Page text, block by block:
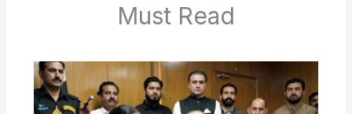
Must Read